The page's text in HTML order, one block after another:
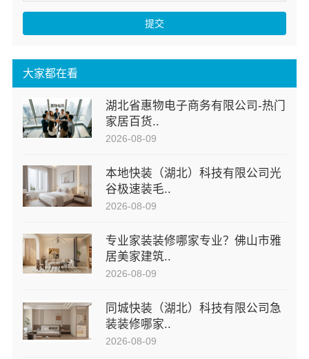
大家都在看
湖北省惠物电子商务有限公司-热门
家居百货..
2026-08-09
本地快装（湖北）科技有限公司光
谷极速装毛..
2026-08-09
专业家装装修哪家专业？佛山市雅
居美家建筑..
2026-08-09
同城快装（湖北）科技有限公司急
装装修哪家..
2026-08-09
提交